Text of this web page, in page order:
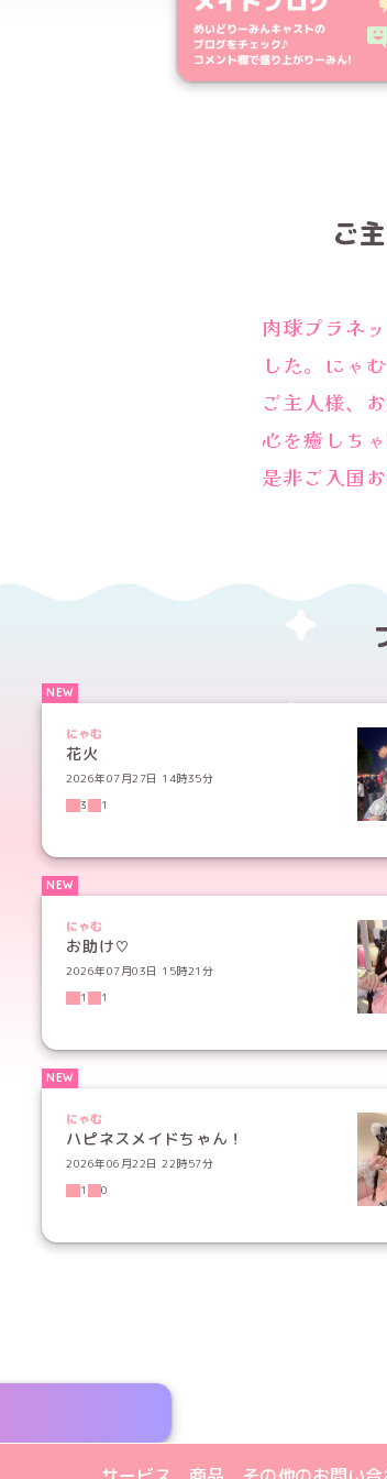
ご
肉球プラネ
した。にゃ
ご主人様、
心を癒しち
是非ご入国
にゃむ
花火
2026年07月27日 14時35分
3
1
にゃむ
お助け♡
2026年07月03日 15時21分
1
1
にゃむ
ハピネスメイドちゃん！
2026年06月22日 22時57分
1
0
めいどりーみんTikTok公式アカウント
めいどりーみんX公式アカウント
めいどりーみんInstagram公式アカウント
めいどりーみんFacebook公式アカウント
めいどりーみんYouTube公式アカウント